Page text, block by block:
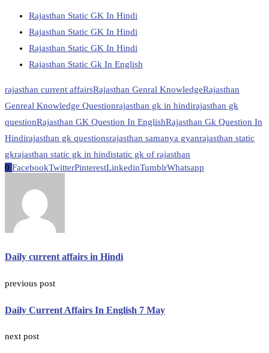
Rajasthan Static GK In Hindi
Rajasthan Static GK In Hindi
Rajasthan Static GK In Hindi
Rajasthan Static Gk In English
rajasthan current affairsRajasthan Genral KnowledgeRajasthan
Genreal Knowledge Questionrajasthan gk in hindirajasthan gk
questionRajasthan GK Question In EnglishRajasthan Gk Question In
Hindirajasthan gk questionsrajasthan samanya gyanrajasthan static
gkrajasthan static gk in hindistatic gk of rajasthan
0 FacebookTwitterPinterestLinkedinTumblrWhatsapp
Daily current affairs in Hindi
previous post
Daily Current Affairs In English 7 May
next post